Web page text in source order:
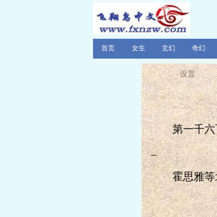
首页 女生 玄幻 奇幻
设置
第一千六百
_
霍思雅等北